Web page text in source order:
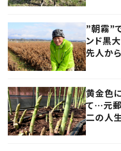
”朝霧”
ンド黒
先人か
黄金色
て…元
二の人